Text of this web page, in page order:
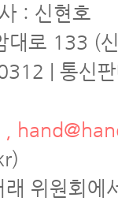
: 신현호
대로 133 (
| 통신
위원회